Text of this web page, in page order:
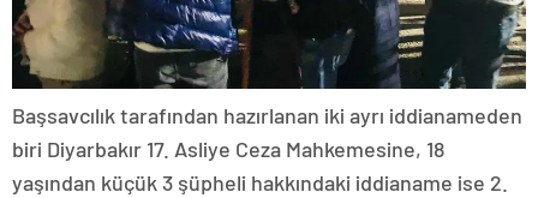
Başsavcılık tarafından hazırlanan iki ayrı iddianameden
biri Diyarbakır 17. Asliye Ceza Mahkemesine, 18
yaşından küçük 3 şüpheli hakkındaki iddianame ise 2.